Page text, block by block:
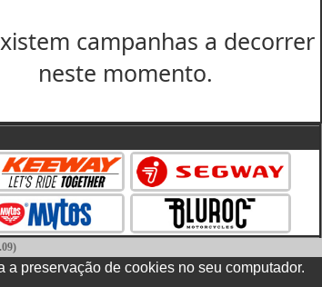
campanhas a decorrer
neste momento.
na região do Algarve o
135 | Site: www.consumoalgarve.pt.
preservação de cookies no seu computador.